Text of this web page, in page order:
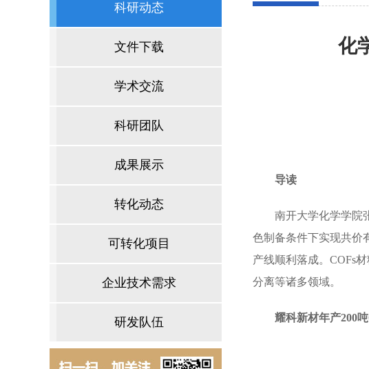
科研动态
文件下载
学术交流
科研团队
成果展示
转化动态
可转化项目
企业技术需求
研发队伍
化
导读
南开大学化学学院
色制备条件下实现共价
产线顺利落成。COFs
分离等诸多领域。
耀科新材年产200